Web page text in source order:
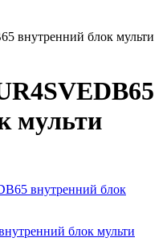
внутренний блок мульти
мульти